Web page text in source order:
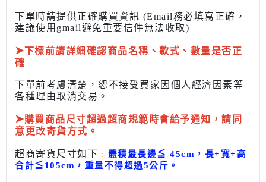
下單時請提供正確購買資訊 (Email務必填寫正確，
建議使用gmail避免重要信件無法收取)
➤下標前請詳細確認商品名稱、款式、數量是否正
確
下單前考慮清楚，恕不接受買家因個人經濟因素等
各種理由取消交易。
➤購買商品尺寸超過超商規範時會給予通知，請同
意更改寄貨方式。
超商寄貨尺寸如下 : 體積最長邊≦ 45cm，長+寬+高
合計≦ 105cm， 重量不得超過5公斤 。